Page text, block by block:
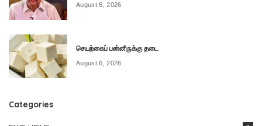
August 6, 2026
செயற்கைப் பன்னீருக்கு தடை
August 6, 2026
Categories